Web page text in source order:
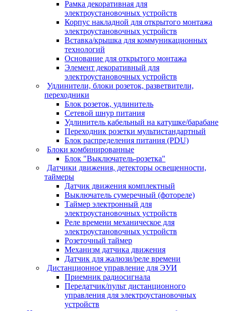
Рамка декоративная для
электроустановочных устройств
Корпус накладной для открытого монтажа
электроустановочных устройств
Вставка/крышка для коммуникационных
технологий
Основание для открытого монтажа
Элемент декоративный для
электроустановочных устройств
Удлинители, блоки розеток, разветвители,
переходники
Блок розеток, удлинитель
Сетевой шнур питания
Удлинитель кабельный на катушке/барабане
Переходник розетки мультистандартный
Блок распределения питания (PDU)
Блоки комбинированные
Блок "Выключатель-розетка"
Датчики движения, детекторы освещенности,
таймеры
Датчик движения комплектный
Выключатель сумеречный (фотореле)
Таймер электронный для
электроустановочных устройств
Реле времени механическое для
электроустановочных устройств
Розеточный таймер
Механизм датчика движения
Датчик для жалюзи/реле времени
Дистанционное управление для ЭУИ
Приемник радиосигнала
Передатчик/пульт дистанционного
управления для электроустановочных
устройств